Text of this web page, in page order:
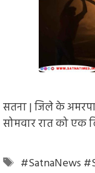
सतना | जिले के
सोमवार रात को एक
Tags
#SatnaNews